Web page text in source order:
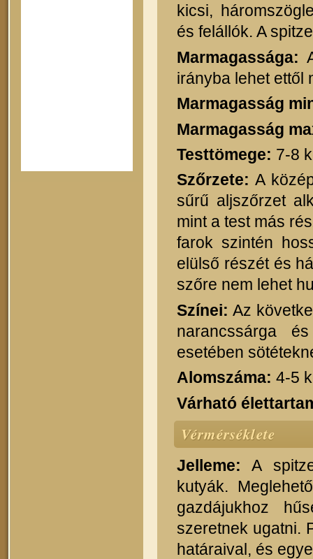
kicsi,
és felállók. A
Marmagassága:
irányba lehet ettől
Marmagasság
Marmagasság
Testtömege: 7-8
Szőrzete: A
sűrű aljszőrzet
mint a test más
farok szintén
elülső részét és
szőre nem lehet
Színei: Az
narancssárga
esetében
Alomszáma: 4-5
Várható
Vérmérséklete
Jelleme: A
kutyák.
gazdájukhoz
szeretnek ugatni.
határaival, és